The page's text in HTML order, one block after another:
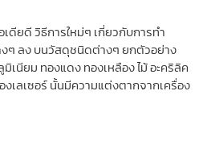
ดียดี วิธีการใหม่ๆ เกี่ยวกับการทำ
ๆ ลง บนวัสดุชนิดต่างๆ ยกตัวอย่าง
เนียม ทองแดง ทองเหลือง ไม้ อะคริลิค
เลเซอร์ นั้นมีความแต่งตากจากเครื่อง